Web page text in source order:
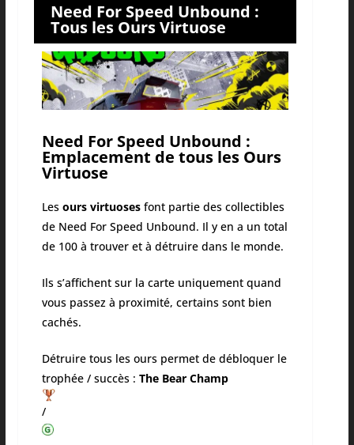
Need For Speed Unbound :
Tous les Ours Virtuose
Need For Speed Unbound :
Emplacement de tous les Ours
Virtuose
Lesours virtuosesfont partie des collectibles
de Need For Speed Unbound. Il y en a un total
de 100 à trouver et à détruire dans le monde.
Ils s’affichent sur la carte uniquement quand
vous passez à proximité, certains sont bien
cachés.
Détruire tous les ours permet de débloquer le
trophée / succès : The Bear Champ
/